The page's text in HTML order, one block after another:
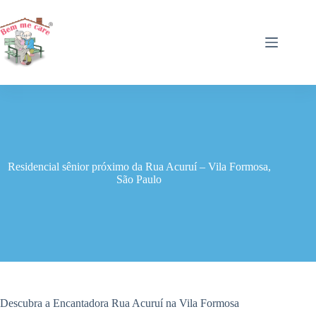
para
o
conteúdo
Residencial sênior próximo da Rua Acuruí – Vila Formosa,
São Paulo
Descubra a Encantadora Rua Acuruí na Vila Formosa